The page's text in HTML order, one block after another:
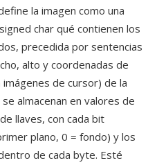
la imagen como una
char qué contienen los
precedida por sentencias
alto y coordenadas de
de cursor) de la
almacenan en valores de
llaves, con cada bit
plano, 0 = fondo) y los
de cada byte. Esté